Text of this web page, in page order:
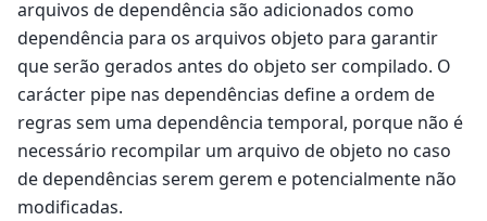
arquivos de dependência são adicionados como
dependência para os arquivos objeto para garantir
que serão gerados antes do objeto ser compilado. O
carácter pipe nas dependências define a ordem de
regras sem uma dependência temporal, porque não é
necessário recompilar um arquivo de objeto no caso
de dependências serem gerem e potencialmente não
modificadas.